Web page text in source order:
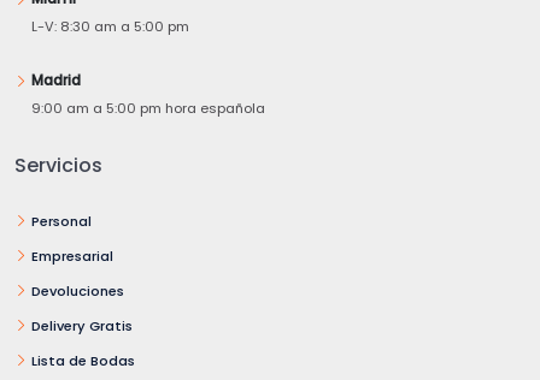
L-V: 8:30 am a 5:00 pm
Madrid
9:00 am a 5:00 pm hora española
Servicios
Personal
Empresarial
Devoluciones
Delivery Gratis
Lista de Bodas